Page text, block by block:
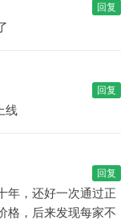
回复
回复
线
回复
年，还好一次通过正
格，后来发现每家不